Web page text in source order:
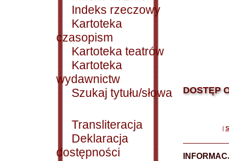
Indeks rzeczowy
Kartoteka
czasopism
Kartoteka teatrów
Kartoteka
wydawnictw
Szukaj tytułu/słowa
Transliteracja
Deklaracja
dostępności
DOSTĘP
|